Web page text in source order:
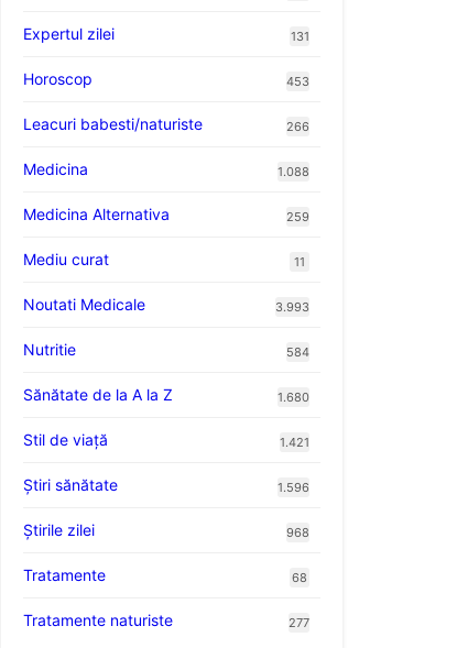
Expertul zilei 131
Horoscop 453
Leacuri babesti/naturiste 266
Medicina 1.088
Medicina Alternativa 259
Mediu curat 11
Noutati Medicale 3.993
Nutritie 584
Sănătate de la A la Z 1.680
Stil de viaţă 1.421
Ştiri sănătate 1.596
Știrile zilei 968
Tratamente 68
Tratamente naturiste 277